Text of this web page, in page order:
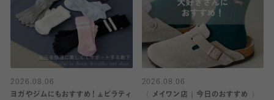
2026.08.06
ヨガやジムにもおすすめ！🧘ピラティ
2026.08.06
〈 メイワン店｜今日のおすすめ 〉